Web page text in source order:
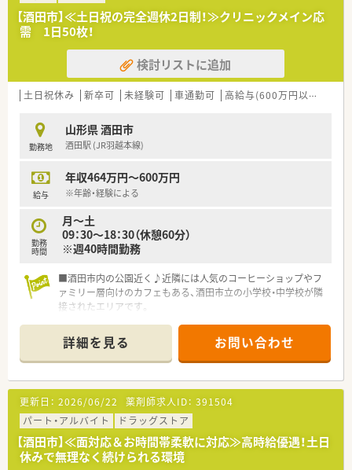
ます。若手薬剤師にも安心の環境です。
復帰いただいています。
■時短社員制度は小学校卒業まで継続可能です。
■男性のエリアマネージャーも育休（1ヶ月以上）の取得実績があ
ります。
＼ 働きやすさ抜群 ／
■4週9休制(祝日含む)となり年間休日は114日（2023年4月以降
若干少な目ではありますが年1日づつ年間休日を増やしていま
す！
■全社員に6連休のリフレッシュ休暇制度あり
だけます。
■月に1回テレビ会議での勉強会を実施しています。
■外来ガン専門薬剤師の育成などにも積極的で定期的に社内公
募も実施されています
用いただけます
＼ 本求人はこんな方にオススメ ／
★これから子育てを考えられている方
★居心地の良い職場環境で勤務されたい方
★キャリアアップ・スキルアップをされたいる方
＼ 店舗情報 ／
■サポート体制しっかりで安心してご就業いただけます。
■土日休みの店舗で数パターンのシフト有！17時30分終業もあ
り、アフターファイブも充実できます♪
■薬剤師人数もゆとりあり、ベテランの薬剤師さんが活躍してい
ます。若手薬剤師にも安心の環境です。
【酒田市】≪土日祝の完全週休2日制！≫クリニックメイン応
需 1日50枚！
検討リストに追加
土日祝休み 新卒可 未経験可 車通勤可 高給与(600万円以上)
勤務地
山形県 酒田市
酒田駅 (JR羽越本線)
給与
年収464万円～600万円
※年齢・経験による
勤務
時間
月～土
09：30～18：30（休憩60分）
※週40時間勤務
■酒田市内の公園近く♪近隣には人気のコーヒーショップやフ
ァミリー層向けのカフェもある、酒田市立の小学校・中学校が隣
接されたエリアです。
立地となります。
■確定拠出年金制度やストックオプション制度、財形貯蓄制度も
完備なので長くご勤務されたい方におすすめです。
■積極的に最新設備を導入、薬剤師が安心して就業できる環境を
整えております。
■全国に店舗展開・将来性抜群の大手ドラッグストア内薬局で
す。
■地域医療の担い手として、より身近で安心できるサービス、親
切第一をモットーとしています。
詳細を見る お問い合わせ
更新日： 2026/06/22 薬剤師求人ID： 391504
パート・アルバイト
ドラッグストア
【酒田市】≪面対応＆お時間帯柔軟に対応≫高時給優遇！土日
休みで無理なく続けられる環境